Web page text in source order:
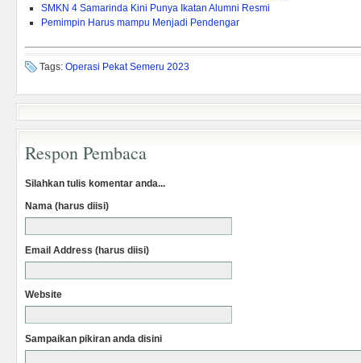
SMKN 4 Samarinda Kini Punya Ikatan Alumni Resmi
Pemimpin Harus mampu Menjadi Pendengar
Tags: Operasi Pekat Semeru 2023
Respon Pembaca
Silahkan tulis komentar anda...
Nama (harus diisi)
Email Address (harus diisi)
Website
Sampaikan pikiran anda disini